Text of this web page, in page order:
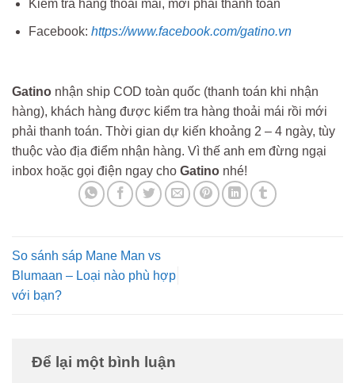
Kiểm tra hàng thoải mái, mới phải thanh toán
Facebook: https://www.facebook.com/gatino.vn
Gatino nhận ship COD toàn quốc (thanh toán khi nhận
hàng), khách hàng được kiểm tra hàng thoải mái rồi mới
phải thanh toán. Thời gian dự kiến khoảng 2 – 4 ngày, tùy
thuộc vào địa điểm nhận hàng. Vì thế anh em đừng ngại
inbox hoặc gọi điện ngay cho Gatino nhé!
So sánh sáp Mane Man vs
Blumaan – Loại nào phù hợp
với bạn?
Để lại một bình luận